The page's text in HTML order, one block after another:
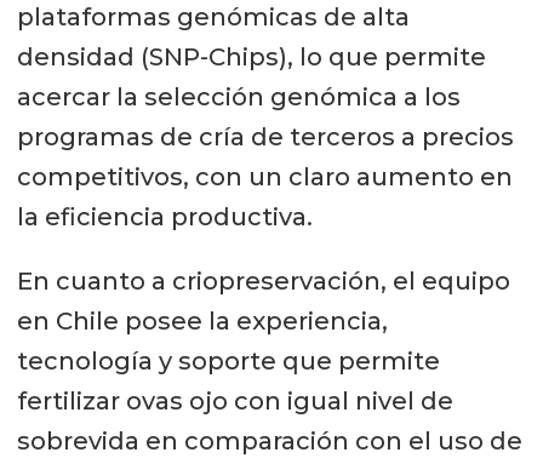
plataformas genómicas de alta
densidad (SNP-Chips), lo que permite
acercar la selección genómica a los
programas de cría de terceros a precios
competitivos, con un claro aumento en
la eficiencia productiva.
En cuanto a criopreservación, el equipo
en Chile posee la experiencia,
tecnología y soporte que permite
fertilizar ovas ojo con igual nivel de
sobrevida en comparación con el uso de